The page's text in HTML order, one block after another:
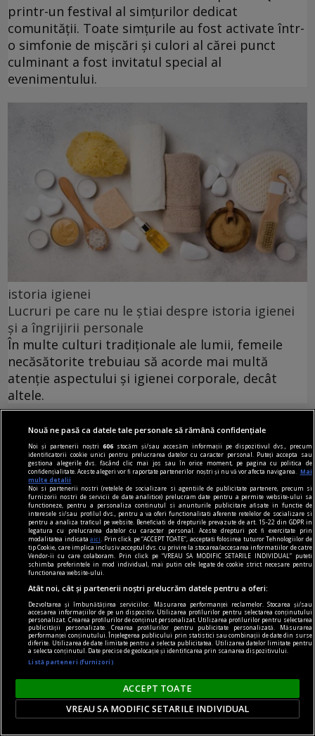
printr-un festival al simțurilor dedicat
comunității. Toate simțurile au fost activate într-
o simfonie de mișcări și culori al cărei punct
culminant a fost invitatul special al
evenimentului.
istoria igienei
Lucruri pe care nu le știai despre istoria igienei
și a îngrijirii personale
În multe culturi tradiționale ale lumii, femeile
necăsătorite trebuiau să acorde mai multă
atenție aspectului și igienei corporale, decât
altele.
istoria comunismului
Istoria comunismului: lecturi esențiale pentru a
înțelege un fenomen global
Comunismul a fost un fenomen global care a
influențat profund secolul XX, iar studiul său
continuă să fie de mare interes pentru istorici,
politologi și publicul larg.
Nouă ne pasă ca datele tale personale să rămână confidențiale
Noi și partenerii noștri606 stocăm și/sau accesăm informații pe dispozitivul dvs., precum
identificatorii cookie unici pentru prelucrarea datelor cu caracter personal. Puteți accepta sau
gestiona alegerile dvs. făcând clic mai jos sau în orice moment, pe pagina cu politica de
confidențialitate. Aceste alegeri vor fi raportate partenerilor noștri și nu vă vor afecta navigarea.
Mai
multe detalii
Noi si partenerii nostri (retelele de socializare si agentiile de publicitate partenere, precum si
furnizorii nostri de servicii de date analitice) prelucram date pentru a permite website-ului sa
functioneze, pentru a personaliza continutul si anunturile publicitare afisate in functie de
interesele si/sau profilul dvs., pentru a va oferi functionalitati aferente retelelor de socializare si
pentru a analiza traficul pe website. Beneficiati de drepturile prevazute de art. 15-22 din GDPR in
legatura cu prelucrarea datelor cu caracter personal. Aceste drepturi pot fi exercitate prin
modalitatea indicataaici
. Prin click pe “ACCEPT TOATE”, acceptati folosirea tuturor Tehnologiilor de
tip Cookie, care implica inclusiv acceptul dvs. cu privire la stocarea/accesarea informatiilor de catre
Vendor-ii cu care colaboram. Prin click pe “VREAU SA MODIFIC SETARILE INDIVIDUAL” puteti
schimba preferintele in mod individual, mai putin cele legate de cookie strict necesare pentru
functionarea website-ului.
Atât noi, cât și partenerii noștri prelucrăm datele pentru a oferi:
Dezvoltarea și îmbunătățirea serviciilor. Măsurarea performanței reclamelor. Stocarea și/sau
accesarea informațiilor de pe un dispozitiv. Utilizarea profilurilor pentru selectarea conținutului
personalizat. Crearea profilurilor de conținut personalizat. Utilizarea profilurilor pentru selectarea
publicității personalizate. Crearea profilurilor pentru publicitate personalizată. Măsurarea
performanței conținutului. Înțelegerea publicului prin statistici sau combinații de date din surse
diferite. Utilizarea de date limitate pentru a selecta publicitatea. Utilizarea datelor limitate pentru
a selecta conținutul. Date precise de geolocație și identificarea prin scanarea dispozitivului.
Listă parteneri (furnizori)
ACCEPT TOATE
VREAU SA MODIFIC SETARILE INDIVIDUAL